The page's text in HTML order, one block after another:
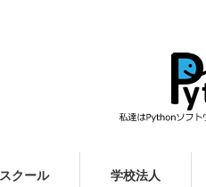
スクール 学校法人